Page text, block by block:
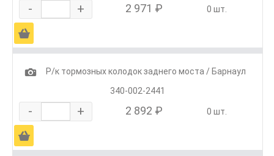
- + 2 971 ₽ 0 шт.
Ä
1
Р/к тормозных колодок заднего моста / Барнаул
340-002-2441
- + 2 892 ₽ 0 шт.
Ä